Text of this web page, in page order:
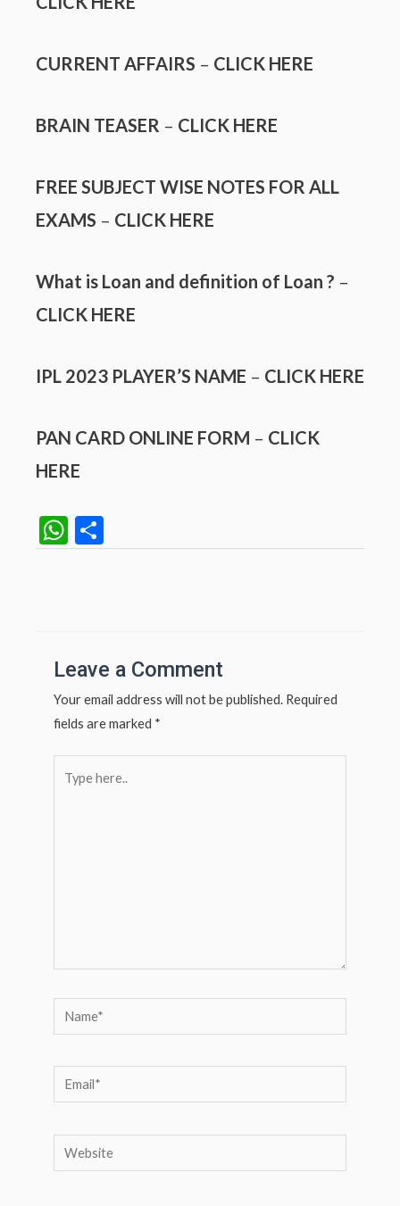
CURRENT AFFAIRS – CLICK HERE
BRAIN TEASER – CLICK HERE
FREE SUBJECT WISE NOTES FOR ALL
EXAMS – CLICK HERE
What is Loan and definition of Loan ? –
CLICK HERE
IPL 2023 PLAYER’S NAME – CLICK HERE
PAN CARD ONLINE FORM – CLICK
HERE
W
h
p
p
h
Leave a Comment
Your email address will not be published. Required
fields are marked *
here..
Name*
Email*
Website